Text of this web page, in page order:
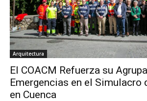
Arquitectura
El COACM Refuerza su
Emergencias en el Simulacro
en Cuenca